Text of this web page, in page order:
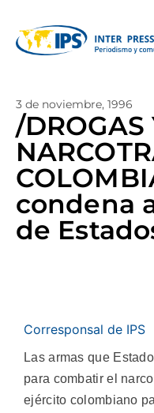
3 de noviembre, 1996
/DROGAS
condena
de
Corresponsal de IPS
Las armas que
para combatir el
ejército colombiano